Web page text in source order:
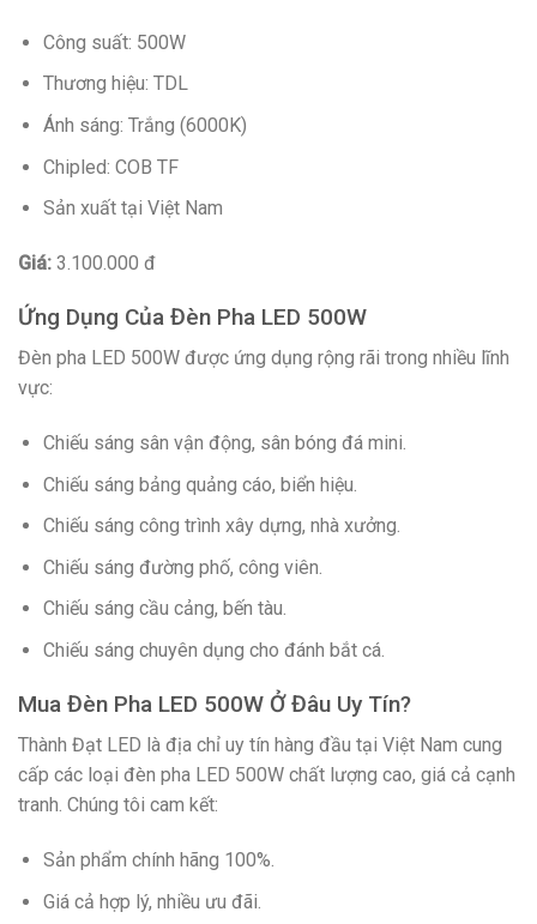
Công suất: 500W
Thương hiệu: TDL
Ánh sáng: Trắng (6000K)
Chipled: COB TF
Sản xuất tại Việt Nam
Giá: 3.100.000 đ
Ứng Dụng Của Đèn Pha LED 500W
Đèn pha LED 500W được ứng dụng rộng rãi trong nhiều lĩnh
vực:
Chiếu sáng sân vận động, sân bóng đá mini.
Chiếu sáng bảng quảng cáo, biển hiệu.
Chiếu sáng công trình xây dựng, nhà xưởng.
Chiếu sáng đường phố, công viên.
Chiếu sáng cầu cảng, bến tàu.
Chiếu sáng chuyên dụng cho đánh bắt cá.
Mua Đèn Pha LED 500W Ở Đâu Uy Tín?
Thành Đạt LED là địa chỉ uy tín hàng đầu tại Việt Nam cung
cấp các loại đèn pha LED 500W chất lượng cao, giá cả cạnh
tranh. Chúng tôi cam kết:
Sản phẩm chính hãng 100%.
Giá cả hợp lý, nhiều ưu đãi.